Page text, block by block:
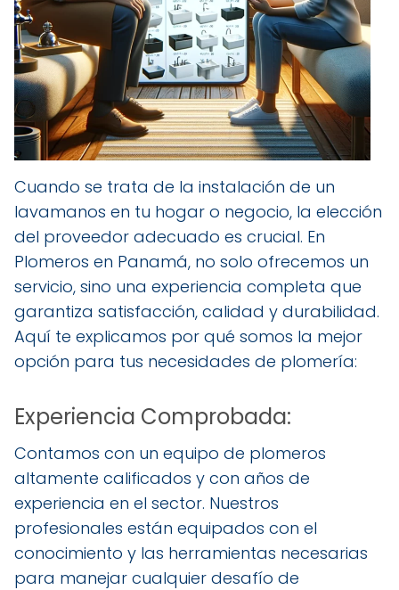
Cuando se trata de la instalación de un
lavamanos en tu hogar o negocio, la elección
del proveedor adecuado es crucial. En
Plomeros en Panamá, no solo ofrecemos un
servicio, sino una experiencia completa que
garantiza satisfacción, calidad y durabilidad.
Aquí te explicamos por qué somos la mejor
opción para tus necesidades de plomería:
Experiencia Comprobada:
Contamos con un equipo de plomeros
altamente calificados y con años de
experiencia en el sector. Nuestros
profesionales están equipados con el
conocimiento y las herramientas necesarias
para manejar cualquier desafío de